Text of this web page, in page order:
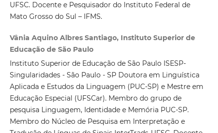
UFSC. Docente e Pesquisador do Instituto Federal de
Mato Grosso do Sul – IFMS.
Vânia Aquino Albres Santiago, Instituto Superior de
Educação de São Paulo
Instituto Superior de Educação de São Paulo ISESP-
Singularidades - São Paulo - SP Doutora em Linguística
Aplicada e Estudos da Linguagem (PUC-SP) e Mestre em
Educação Especial (UFSCar). Membro do grupo de
pesquisa Linguagem, Identidade e Memória PUC-SP.
Membro do Núcleo de Pesquisa em Interpretação e